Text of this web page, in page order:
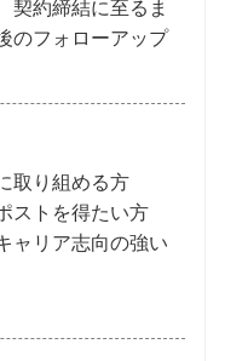
契約締結に至るま
のフォローアップ
取り組める方
ストを得たい方
ャリア志向の強い